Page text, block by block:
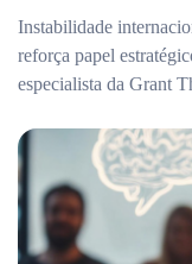
Instabilidade
reforça papel
especialista da Grant